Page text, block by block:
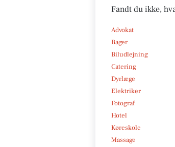
Fandt du ikke,
Advokat
Bager
Biludlejning
Catering
Dyrlæge
Elektriker
Fotograf
Hotel
Køreskole
Massage